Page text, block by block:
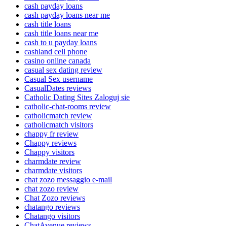
cash payday loans
cash payday loans near me
cash title loans
cash title loans near me
cash to u payday loans
cashland cell phone
casino online canada
casual sex dating review
Casual Sex username
CasualDates reviews
Catholic Dating Sites Zaloguj sie
catholic-chat-rooms review
catholicmatch review
catholicmatch visitors
chappy fr review
Chappy reviews
Chappy visitors
charmdate review
charmdate visitors
chat zozo messaggio e-mail
chat zozo review
Chat Zozo reviews
chatango reviews
Chatango visitors